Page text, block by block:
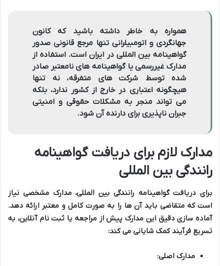
همواره به خاطر داشته باشید که کانون
جهانگردی و اتومبیلرانی تنها مرجع قانونی صدور
گواهینامه بین المللی در ایران است. استفاده از
مدارک غیررسمی یا گواهینامه های نامعتبر صادر
شده توسط شرکت های متفرقه، نه تنها
هیچگونه اعتباری در خارج از کشور ندارد، بلکه
می تواند منجر به مشکلات حقوقی و امنیتی
جبران ناپذیری برای دارنده آن شود.
مدارک لازم برای دریافت گواهینامه
رانندگی بین المللی
برای دریافت گواهینامه رانندگی بین المللی، مدارک مشخصی نیاز
است که متقاضی باید آن ها را به صورت کامل و معتبر ارائه دهد.
آماده سازی دقیق این مدارک پیش از مراجعه یا ثبت نام آنلاین، به
تسریع فرآیند کمک شایانی می کند:
مدارک اصلی: